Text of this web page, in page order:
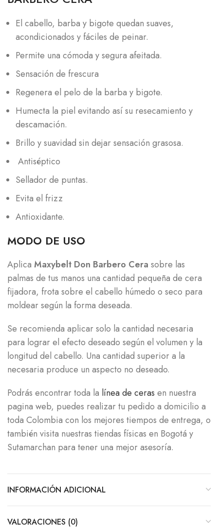
El cabello, barba y bigote quedan suaves,
acondicionados y fáciles de peinar.
Permite una cómoda y segura afeitada.
Sensación de frescura
Regenera el pelo de la barba y bigote.
Humecta la piel evitando así su resecamiento y
descamación.
Brillo y suavidad sin dejar sensación grasosa.
Antiséptico
Sellador de puntas.
Evita el frizz
Antioxidante.
MODO DE USO
Aplica Maxybelt Don Barbero Cera sobre las
palmas de tus manos una cantidad pequeña de cera
fijadora, frota sobre el cabello húmedo o seco para
moldear según la forma deseada.
Se recomienda aplicar solo la cantidad necesaria
para lograr el efecto deseado según el volumen y la
longitud del cabello. Una cantidad superior a la
necesaria produce un aspecto no deseado.
Podrás encontrar toda la línea de ceras en nuestra
pagina web, puedes realizar tu pedido a domicilio a
toda Colombia con los mejores tiempos de entrega, o
también visita nuestras tiendas físicas en Bogotá y
Sutamarchan para tener una mejor asesoría.
INFORMACIÓN ADICIONAL
VALORACIONES (0)